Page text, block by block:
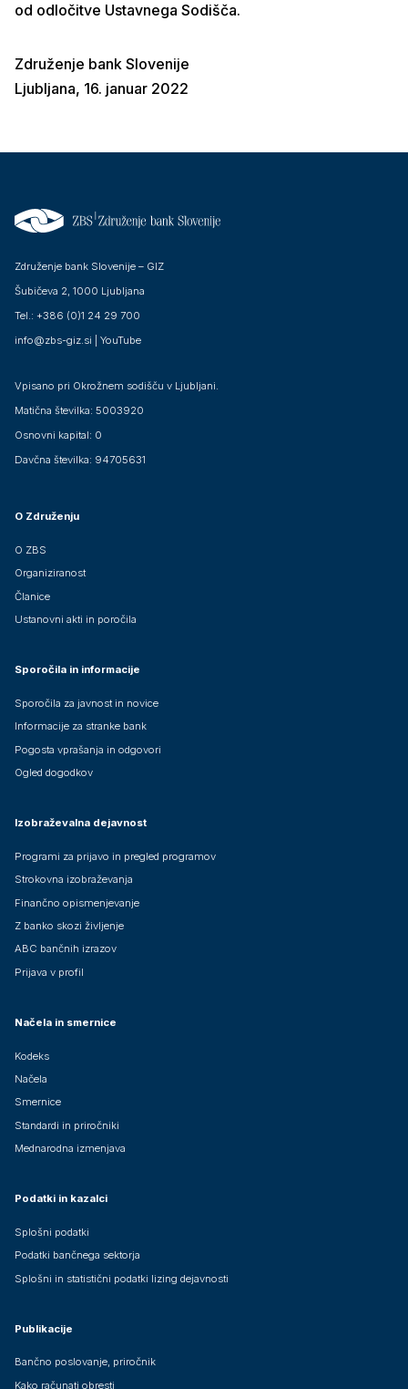
od odločitve Ustavnega Sodišča.
Združenje bank Slovenije
Ljubljana, 16. januar 2022
Združenje bank Slovenije – GIZ
Šubičeva 2, 1000 Ljubljana
Tel.: +386 (0)1 24 29 700
info@zbs-giz.si
YouTube
Vpisano pri Okrožnem sodišču v Ljubljani.
Matična številka: 5003920
Osnovni kapital: 0
Davčna številka: 94705631
O Združenju
O ZBS
Organiziranost
Članice
Ustanovni akti in poročila
Sporočila in informacije
Sporočila za javnost in novice
Informacije za stranke bank
Pogosta vprašanja in odgovori
Ogled dogodkov
Izobraževalna dejavnost
Programi za prijavo in pregled programov
Strokovna izobraževanja
Finančno opismenjevanje
Z banko skozi življenje
ABC bančnih izrazov
Prijava v profil
Načela in smernice
Kodeks
Načela
Smernice
Standardi in priročniki
Mednarodna izmenjava
Podatki in kazalci
Splošni podatki
Podatki bančnega sektorja
Splošni in statistični podatki lizing dejavnosti
Publikacije
Bančno poslovanje, priročnik
Kako računati obresti